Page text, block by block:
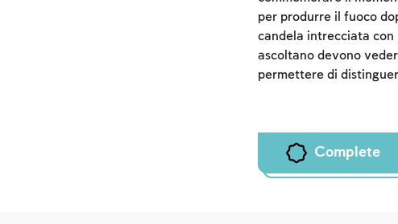
per produrre il fuoco
candela intrecciata
ascoltano devono
permettere di
Complete